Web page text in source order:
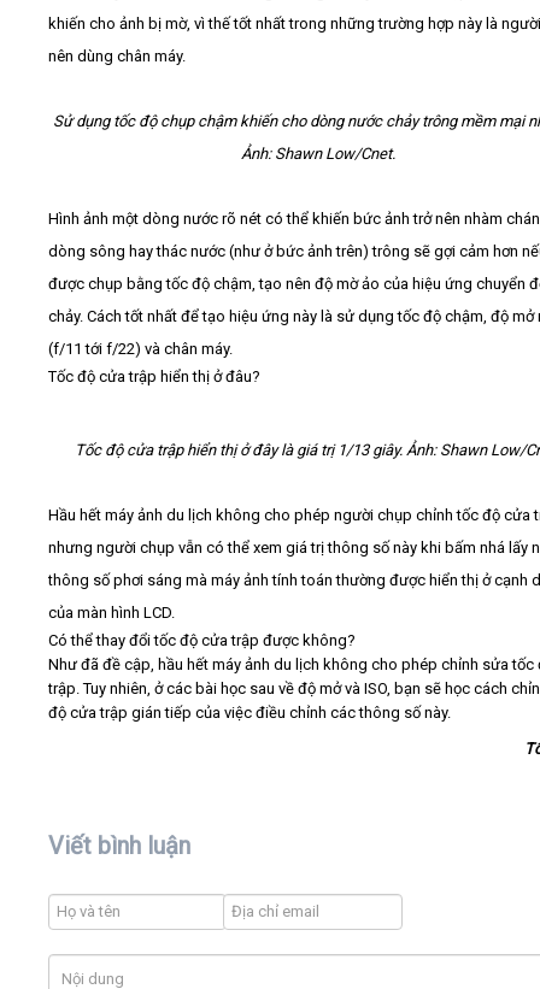
khiến cho ảnh bị mờ, vì thế tốt nhất trong những trường hợp này là
nên dùng chân máy.
Sử dụng tốc độ chụp chậm khiến cho dòng nước chảy trông mềm mại
Ảnh: Shawn Low/Cnet.
Hình ảnh một dòng nước rõ nét có thể khiến bức ảnh trở nên nhàm
dòng sông hay thác nước (như ở bức ảnh trên) trông sẽ gợi cảm hơn
được chụp bằng tốc độ chậm, tạo nên độ mờ ảo của hiệu ứng chuyển
chảy. Cách tốt nhất để tạo hiệu ứng này là sử dụng tốc độ chậm, độ mở
(f/11 tới f/22) và chân máy.
Tốc độ cửa trập hiển thị ở đâu?
Tốc độ cửa trập hiển thị ở đây là giá trị 1/13 giây. Ảnh: Shawn Low/
Hầu hết máy ảnh du lịch không cho phép người chụp chỉnh tốc độ cửa
nhưng người chụp vẫn có thể xem giá trị thông số này khi bấm nhá lấy
thông số phơi sáng mà máy ảnh tính toán thường được hiển thị ở cạnh
của màn hình LCD.
Có thể thay đổi tốc độ cửa trập được không?
Như đã đề cập, hầu hết máy ảnh du lịch không cho phép chỉnh sửa tốc
trập. Tuy nhiên, ở các bài học sau về độ mở và ISO, bạn sẽ học cách
độ cửa trập gián tiếp của việc điều chỉnh các thông số này.
Viết bình luận